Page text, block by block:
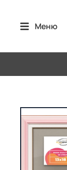
Меню